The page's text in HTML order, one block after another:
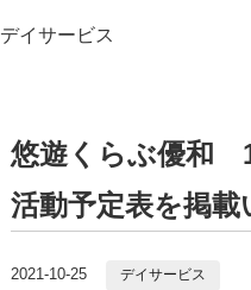
デイサービス
悠遊くらぶ優和
活動予定表を掲載
2021-10-25 デイサービス